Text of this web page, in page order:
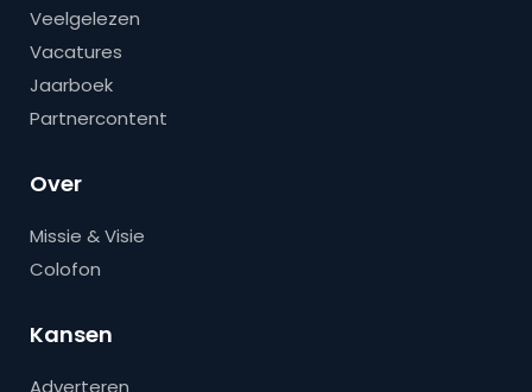
Veelgelezen
Vacatures
Jaarboek
Partnercontent
Over
Missie & Visie
Colofon
Kansen
Adverteren